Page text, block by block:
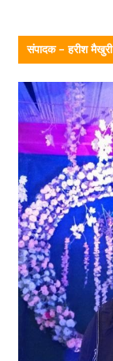
संपादक – हरीश मैखुरी